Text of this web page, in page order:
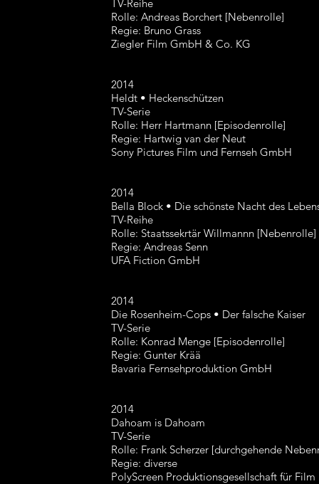
TV-Reihe
Rolle: Andreas Borchert [Nebenrolle]
Regie: Bruno Grass
Ziegler Film GmbH & Co. KG
2014
Heldt • Heckenschützen
TV-Serie
Rolle: Herr Hartmann [Episodenrolle]
Regie: Hartwig van der Neut
Sony Pictures Film und Fernseh GmbH
2014
Bella Block • Die schönste Nacht des
TV-Reihe
Rolle: Staatssekrtär Willmannn [Nebenrolle]
Regie: Andreas Senn
UFA Fiction GmbH
2014
Die Rosenheim-Cops • Der falsche Kaiser
TV-Serie
Rolle: Konrad Menge [Episodenrolle]
Regie: Gunter Krää
Bavaria Fernsehproduktion GmbH
2014
Dahoam is Dahoam
TV-Serie
Rolle: Frank Scherzer [durchgehende
Regie: diverse
PolyScreen Produktionsgesellschaft für Film